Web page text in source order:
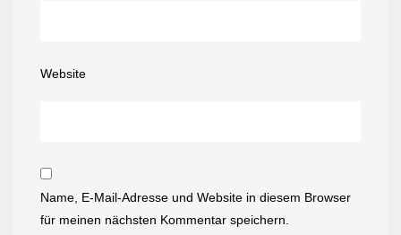
Website
Name, E-Mail-Adresse und Website in diesem Browser
für meinen nächsten Kommentar speichern.